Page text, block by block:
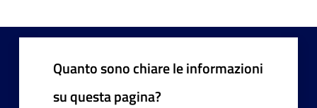
Quanto sono chiare le informazioni
su questa pagina?